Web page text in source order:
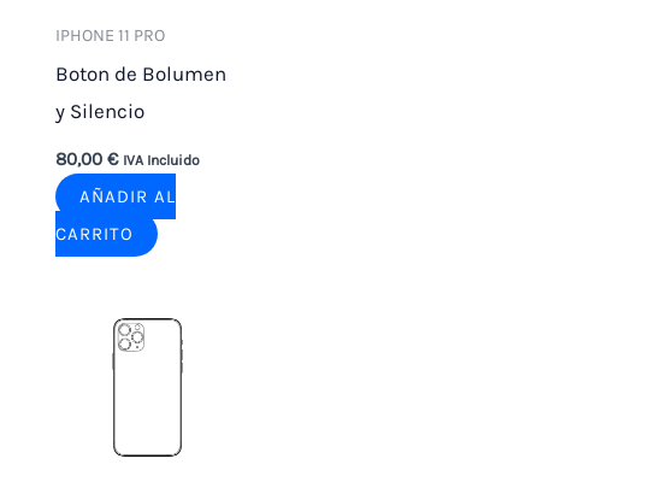
IPHONE 11 PRO
Boton de Bolumen
y Silencio
80,00€ IVA Incluido
AÑADIR AL
CARRITO